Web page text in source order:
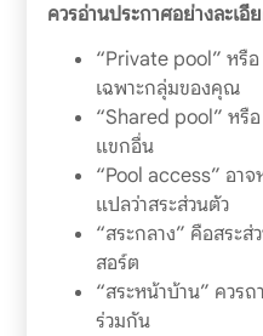
ควรอ่านประกาศอย่างละเอี
“Private pool” หรือ
เฉพาะกลุ่มของคุณ
“Shared pool” หรื
แขกอื่น
“Pool access” อา
แปลว่าสระส่วนตัว
“สระกลาง” คือสระส่
สอร์ต
“สระหน้าบ้าน” ควรถ
ร่วมกัน